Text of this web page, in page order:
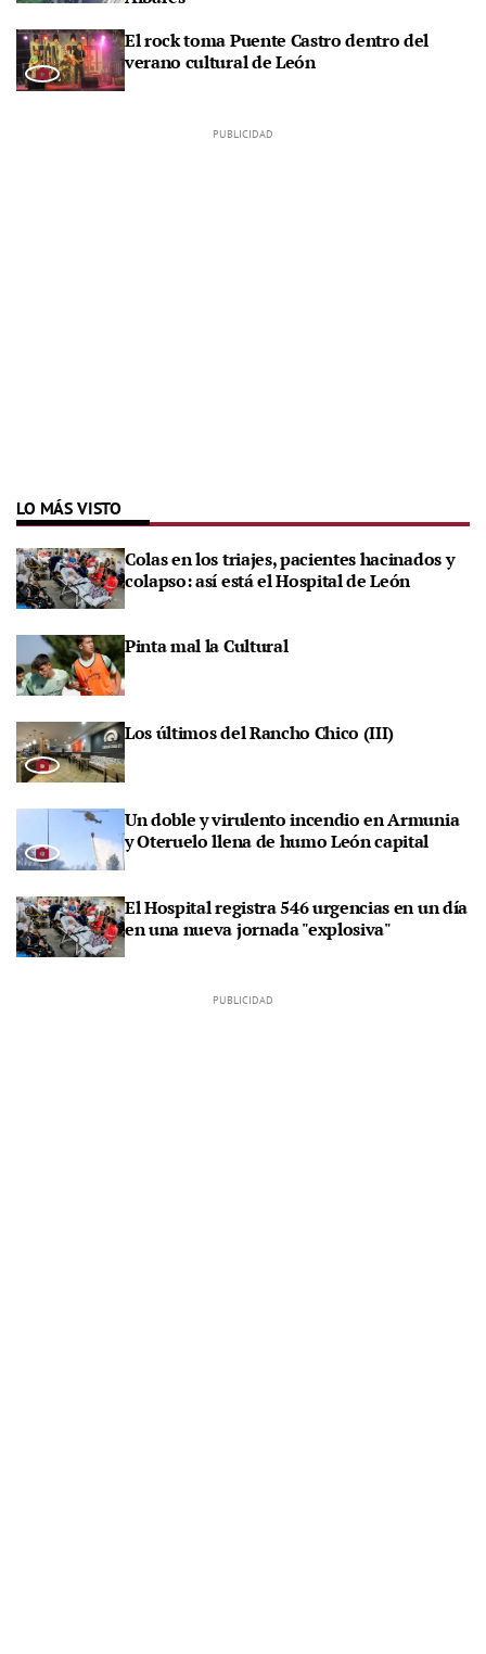
El rock toma Puente Castro dentro del
verano cultural de León
LO MÁS VISTO
Colas en los triajes, pacientes hacinados y
colapso: así está el Hospital de León
Pinta mal la Cultural
Los últimos del Rancho Chico (III)
Un doble y virulento incendio en Armunia
y Oteruelo llena de humo León capital
El Hospital registra 546 urgencias en un día
en una nueva jornada "explosiva"